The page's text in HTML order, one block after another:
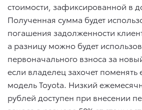
стоимости, зафиксированной в
Полученная сумма будет
погашения задолженности
а разницу можно будет
первоначального взноса за
если владелец захочет поменять
модель Toyota. Низкий
рублей доступен при внесении